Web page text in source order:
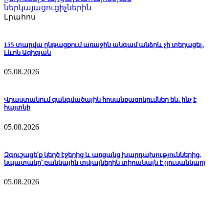
ներկայացուցիչներին
Լրահոս
155 տարվա ընթացքում առաջին անգամ անձրև չի տեղացել․
Լևոն Ազիզյան
05.08.2026
Վրաստանում զանգվածային հոսանքազրկումներ են․ ինչ է
հայտնի
05.08.2026
Զգուշացե՛ք կեղծ էջերից և առցանց խարդախություններից,
նպատակը՝ բանկային տվյալներին տիրանալն է (լուսանկար)
05.08.2026